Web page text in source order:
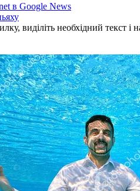
в Google News
виділіть необхідний текст